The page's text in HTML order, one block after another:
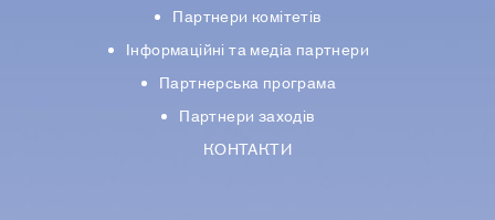
Партнери комiтетiв
Iнформацiйнi та медіа партнери
Партнерська програма
Партнери заходів
КОНТАКТИ